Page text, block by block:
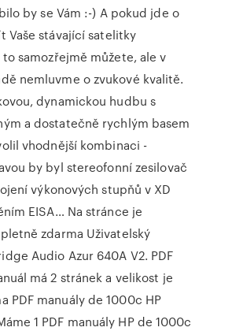
by se Vám :-) A pokud jde o
Vaše stávající satelitky
to samozřejmě můžete, ale v
nemluvme o zvukové kvalitě.
dynamickou hudbu s
a dostatečně rychlým basem
vhodnější kombinaci -
by byl stereofonní zesilovač
výkonových stupňů v XD
EISA… Na stránce je
zdarma Uživatelský
Audio Azur 640A V2. PDF
má 2 stránek a velikost je
PDF manuály de 1000c HP
1 PDF manuály HP de 1000c